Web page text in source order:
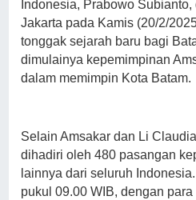
Indonesia, Prabowo
Jakarta pada Kamis (20/2/
tonggak sejarah baru bagi
dimulainya kepemimpinan
dalam memimpin Kota Batam.
Selain Amsakar dan Li
dihadiri oleh 480 pasangan
lainnya dari seluruh
pukul 09.00 WIB, dengan